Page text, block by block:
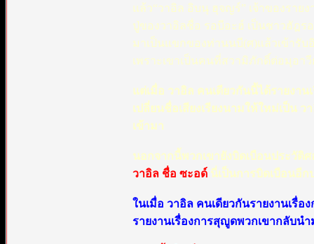
แล้ว“วาอิล อิบนุ ฮุจญร์” เจ้าของราย
ปู่ของวาอิลชื่อ รอบีอะฮ์ เป็นชาวฮัฎร
มาเป็นแขกของท่านนบี(ศ)แล้วเข้ารับ
เพราะเขาเป็นคนที่สวามิภักดิ์ต่อมุอ
แต่เมื่อ วาอิล คนเดียวกันนี้ได้รายงา
เปลี่ยนชื่อเสียงเรียงนามให้ใหม่เป็น
เข้ามา
นอกจากนี้พวกเขายังบิดเบือนประวัติ
วาอิล ชื่อ ซะอด์ นี่เป็นการบิดเบือนอีก
ในเมื่อ วาอิล คนเดียวกันรายงานเรื่
รายงานเรื่องการสุญูดพวกเขากลับน